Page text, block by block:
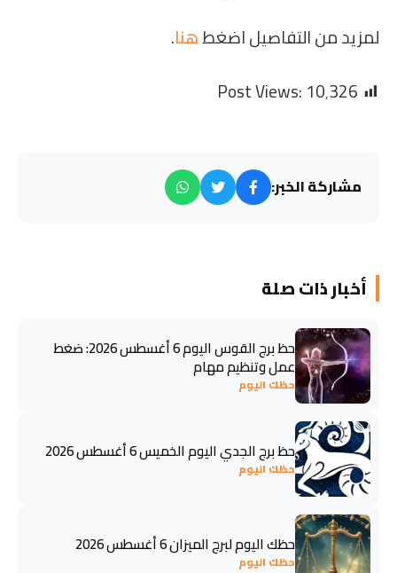
لمزيد من التفاصيل اضغطهنا.
Post Views:10٬326
مشاركة الخبر:
أخبار ذات صلة
حظ برج القوس اليوم 6 أغسطس 2026: ضغط
عمل وتنظيم مهام
حظك اليوم
حظ برج الجدي اليوم الخميس 6 أغسطس 2026
حظك اليوم
حظك اليوم لبرج الميزان 6 أغسطس 2026
حظك اليوم